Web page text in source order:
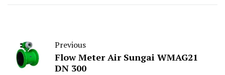
Previous
Flow Meter Air Sungai WMAG21
DN 300